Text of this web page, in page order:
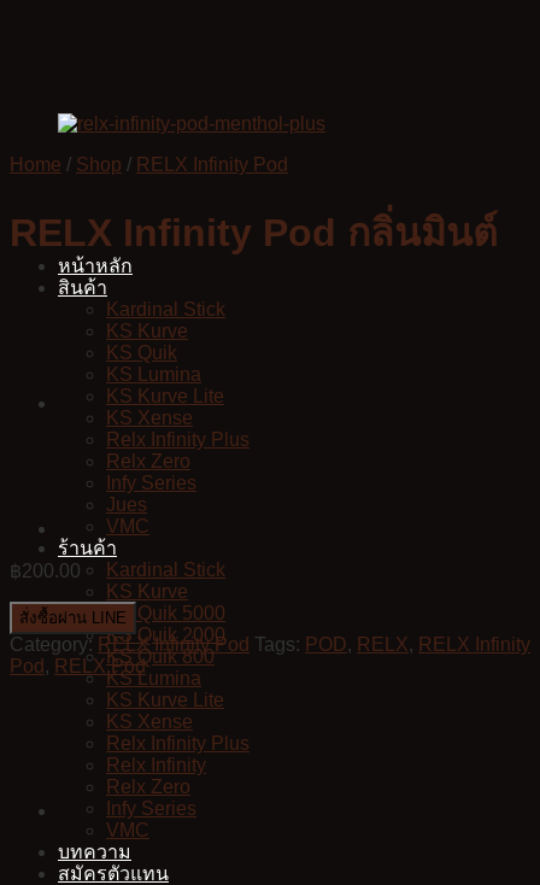
หน้าหลัก
สินค้า
Kardinal Stick
KS Kurve
KS Quik
KS Lumina
KS Kurve Lite
KS Xense
Relx Infinity Plus
Relx Zero
Infy Series
Jues
VMC
ร้านค้า
Kardinal Stick
KS Kurve
KS Quik 5000
KS Quik 2000
KS Quik 800
KS Lumina
KS Kurve Lite
KS Xense
Relx Infinity Plus
Relx Infinity
Relx Zero
Infy Series
VMC
บทความ
สมัครตัวแทน
Home / Shop / RELX Infinity Pod
RELX Infinity Pod กลิ่นมินต์
฿200.00
สั่งซื้อผ่าน LINE
Category: RELX Infinity Pod Tags: POD, RELX, RELX Infinity
Pod , RELX Pod